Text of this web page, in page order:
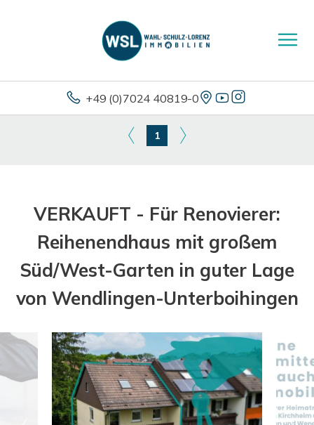
+49 (0)7024 40819-0
1
VERKAUFT - Für Renovierer:
Reihenendhaus mit großem
Süd/West-Garten in guter Lage
von Wendlingen-Unterboihingen